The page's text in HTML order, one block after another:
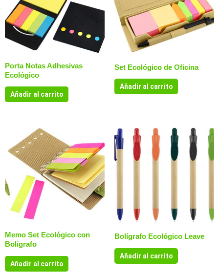
Porta Notas Adhesivas
Ecológico
Añadir al carrito
Set Ecológico de Oficina
Añadir al carrito
Memo Set Ecológico con
Bolígrafo
Añadir al carrito
Bolígrafo Ecológico Leave
Añadir al carrito